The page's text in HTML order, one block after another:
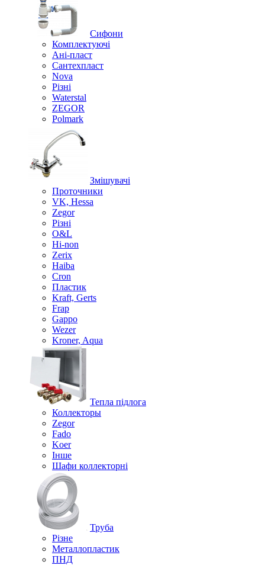
Сифони
Комплектуючі
Ані-пласт
Сантехпласт
Nova
Різні
Waterstal
ZEGOR
Polmark
Змішувачі
Проточники
VK, Hessa
Zegor
Різні
O&L
Hi-non
Zerix
Haiba
Cron
Пластик
Kraft, Gerts
Frap
Gappo
Wezer
Kroner, Aqua
Тепла підлога
Коллекторы
Zegor
Fado
Koer
Інше
Шафи коллекторні
Труба
Різне
Металлопластик
ПНД